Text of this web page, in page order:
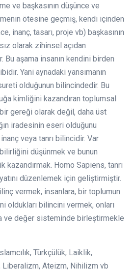
ve başkasının düşünce ve
ötesine geçmiş, kendi içinden
inanç, tasarı, proje vb) başkasının
olarak zihinsel açıdan
aşama insanın kendini birden
Yani aynadaki yansımanın
olduğunun bilincindedir. Bu
kimliğini kazandıran toplumsal
gereği olarak değil, daha üst
iradesinin eseri olduğunu
veya tanrı bilincidir. Var
düşünmek ve bunun
kazandırmak. Homo Sapiens, tanrı
düzenlemek için geliştirmiştir.
vermek, insanlara, bir toplumun
oldukları bilincini vermek, onları
ve değer sisteminde birleştirmekle
Türkçülük, Laiklik,
Ateizm, Nihilizm vb